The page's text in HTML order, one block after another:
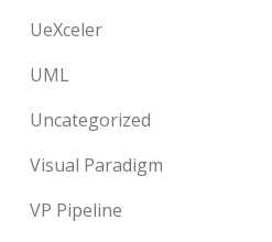
UeXceler
UML
Uncategorized
Visual Paradigm
VP Pipeline